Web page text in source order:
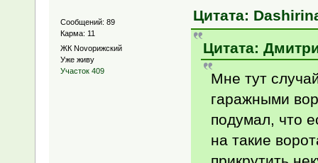
Сообщений: 89
Карма: 11
ЖК Novoрижский
Уже живу
Участок 409
Цитата:
Цитата:
Мне тут
гаражными
подумал, что
на такие